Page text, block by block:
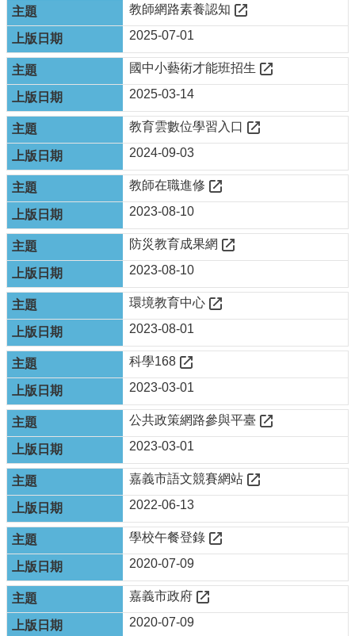
各
單
位
最
新
消
息
公
告
本
市
各
級
學
校
教
網
中
心
服
務
行
政
資
源
服
務
教
學
資
源
服
務
教師網路素養認知
2025-07-01
國中小藝術才能班招生
2025-03-14
教育雲數位學習入口
2024-09-03
教師在職進修
2023-08-10
防災教育成果網
2023-08-10
環境教育中心
2023-08-01
科學168
2023-03-01
公共政策網路參與平臺
2023-03-01
嘉義市語文競賽網站
2022-06-13
學校午餐登錄
2020-07-09
嘉義市政府
2020-07-09